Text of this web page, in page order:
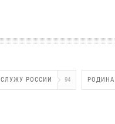
СЛУЖУ РОССИИ 94 РОДИНА